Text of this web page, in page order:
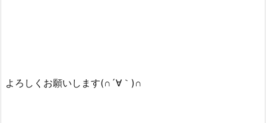
よろしくお願いします(∩´∀｀)∩